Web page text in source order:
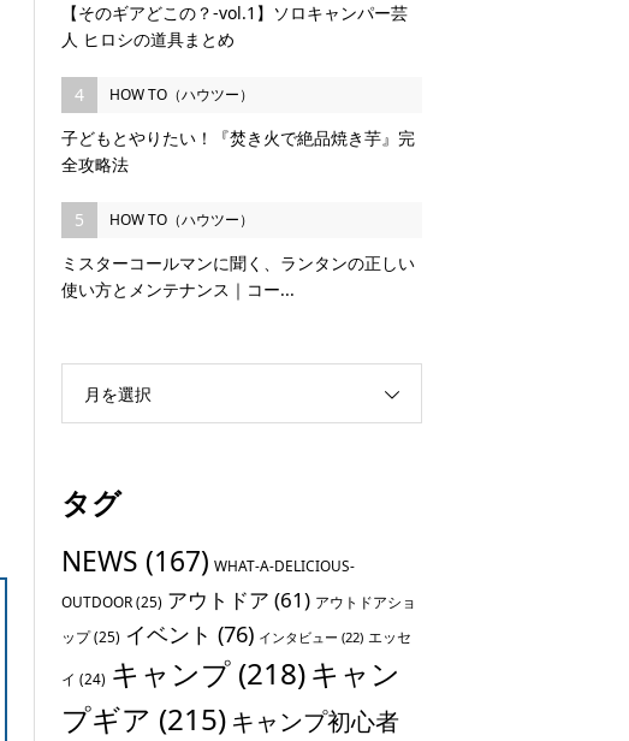
【そのギアどこの？-vol.1】ソロキャンパー芸
人 ヒロシの道具まとめ
4 HOW TO（ハウツー）
子どもとやりたい！『焚き火で絶品焼き芋』完
全攻略法
5 HOW TO（ハウツー）
ミスターコールマンに聞く、ランタンの正しい
使い方とメンテナンス｜コー...
月を選択
タグ
NEWS (167) WHAT-A-DELICIOUS-
OUTDOOR(25) アウトドア (61) アウトドアショ
ップ(25) イベント (76) インタビュー (22) エッセ
イ (24) キャンプ (218)キャン
プギア (215) キャンプ初心者